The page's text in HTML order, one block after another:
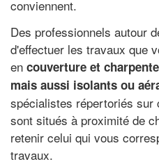
conviennent.
Des professionnels autour
d'effectuer les travaux que
en couverture et
mais aussi isolants ou
spécialistes répertoriés sur
sont situés à proximité de
retenir celui qui vous
travaux.